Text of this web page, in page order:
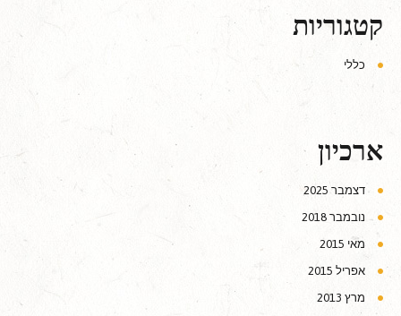
קטגוריות
כללי
ארכיון
דצמבר 2025
נובמבר 2018
מאי 2015
אפריל 2015
מרץ 2013